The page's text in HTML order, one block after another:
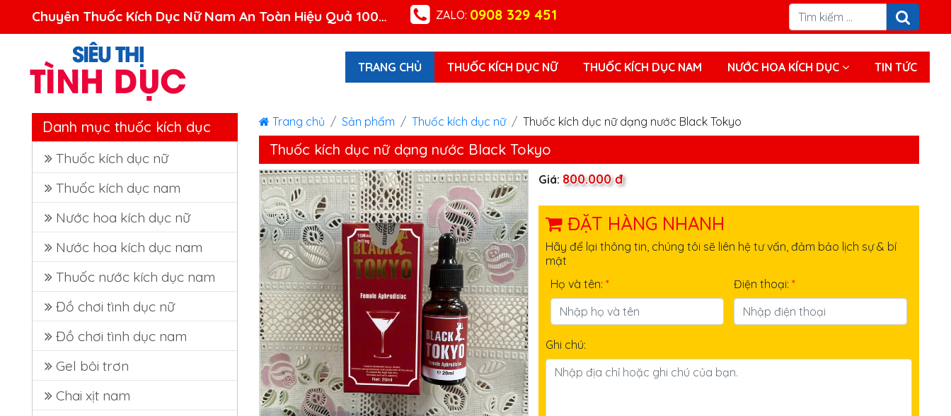
Chuyên Thuốc Kích Dục Nữ Nam An Toàn Hiệu Quả 100% ZALO: 0908 329 451
TRANG CHỦ THUỐC KÍCH DỤC NỮ THUỐC KÍCH DỤC NAM NƯỚC HOA KÍCH DỤC TIN TỨC
Trang chủ Sản phẩm Thuốc kích dục nữ Thuốc kích dục nữ dạng nước Black Tokyo
Thuốc kích dục nữ dạng nước Black Tokyo
Giá: 800.000 đ
ĐẶT HÀNG NHANH
Hãy để lại thông tin, chúng tôi sẽ liên hệ tư vấn, đảm bảo lịch sự & bí
mật
Họ và tên: * Điện thoại: *
Ghi chú:
Danh mục thuốc kích dục
Thuốc kích dục nữ
Thuốc kích dục nam
Nước hoa kích dục nữ
Nước hoa kích dục nam
Thuốc nước kích dục nam
Đồ chơi tình dục nữ
Đồ chơi tình dục nam
Gel bôi trơn
Chai xịt nam